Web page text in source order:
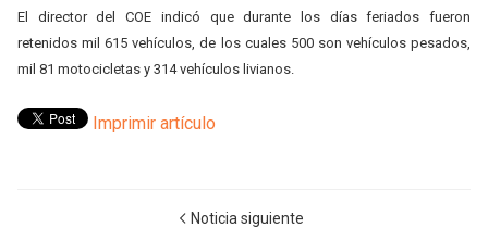
El director del COE indicó que durante los días feriados fueron
retenidos mil 615 vehículos, de los cuales 500 son vehículos pesados,
mil 81 motocicletas y 314 vehículos livianos.
Imprimir artículo
Noticia siguiente